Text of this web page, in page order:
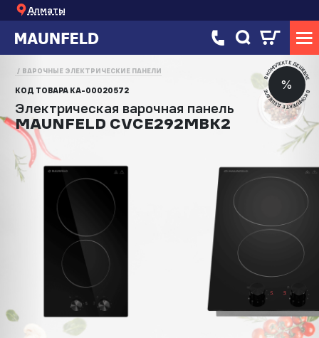
Алматы
%
В КОМПЛЕКТЕ ДЕШЕВЛЕ
В КОМПЛЕКТЕ ДЕШЕВЛЕ
ВАРОЧНЫЕ ЭЛЕКТРИЧЕСКИЕ ПАНЕЛИ
КОД ТОВАРА КА-00020572
Электрическая варочная панель
MAUNFELD CVCE292MBK2